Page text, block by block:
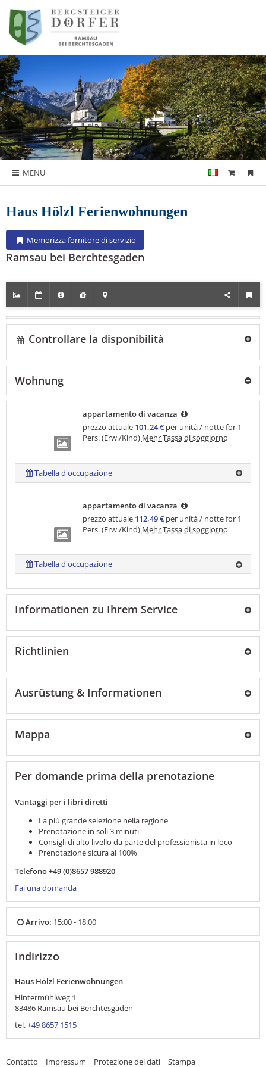
MENU
Haus Hölzl Ferienwohnungen
Memorizza fornitore di servizio
Ramsau bei Berchtesgaden
Controllare la disponibilità
Wohnung
appartamento di vacanza
prezzo attuale 101,24 € per unità / notte for 1
Pers. (Erw./Kind) Mehr Tassa di soggiorno
Tabella d'occupazione
appartamento di vacanza
prezzo attuale 112,49 € per unità / notte for 1
Pers. (Erw./Kind) Mehr Tassa di soggiorno
Tabella d'occupazione
Informationen zu Ihrem Service
Richtlinien
Ausrüstung & Informationen
Mappa
Per domande prima della prenotazione
Vantaggi per i libri diretti
La più grande selezione nella regione
Prenotazione in soli 3 minuti
Consigli di alto livello da parte del professionista in loco
Prenotazione sicura al 100%
Telefono +49 (0)8657 988920
Fai una domanda
Arrivo: 15:00 - 18:00
Indirizzo
Haus Hölzl Ferienwohnungen
Hintermühlweg 1
83486 Ramsau bei Berchtesgaden
tel.+49 8657 1515
Contatto | Impressum | Protezione dei dati | Stampa